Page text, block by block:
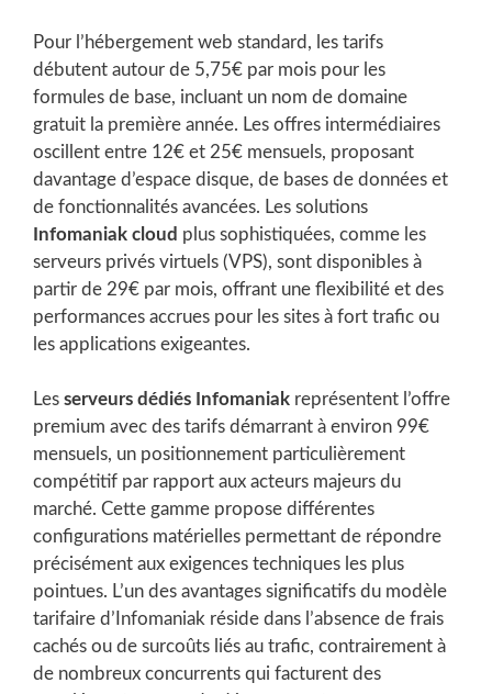
Pour l’hébergement web standard, les tarifs
débutent autour de 5,75€ par mois pour les
formules de base, incluant un nom de domaine
gratuit la première année. Les offres intermédiaires
oscillent entre 12€ et 25€ mensuels, proposant
davantage d’espace disque, de bases de données et
de fonctionnalités avancées. Les solutions
Infomaniak cloud plus sophistiquées, comme les
serveurs privés virtuels (VPS), sont disponibles à
partir de 29€ par mois, offrant une flexibilité et des
performances accrues pour les sites à fort trafic ou
les applications exigeantes.
Les serveurs dédiés Infomaniak représentent l’offre
premium avec des tarifs démarrant à environ 99€
mensuels, un positionnement particulièrement
compétitif par rapport aux acteurs majeurs du
marché. Cette gamme propose différentes
configurations matérielles permettant de répondre
précisément aux exigences techniques les plus
pointues. L’un des avantages significatifs du modèle
tarifaire d’Infomaniak réside dans l’absence de frais
cachés ou de surcoûts liés au trafic, contrairement à
de nombreux concurrents qui facturent des